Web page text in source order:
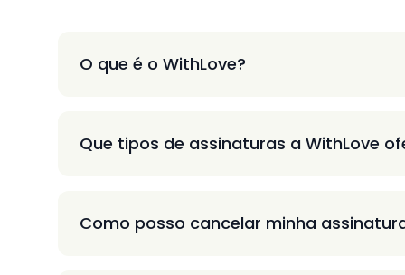
O que é o WithLove?
Que tipos de assinaturas a WithLove
Como posso cancelar minha